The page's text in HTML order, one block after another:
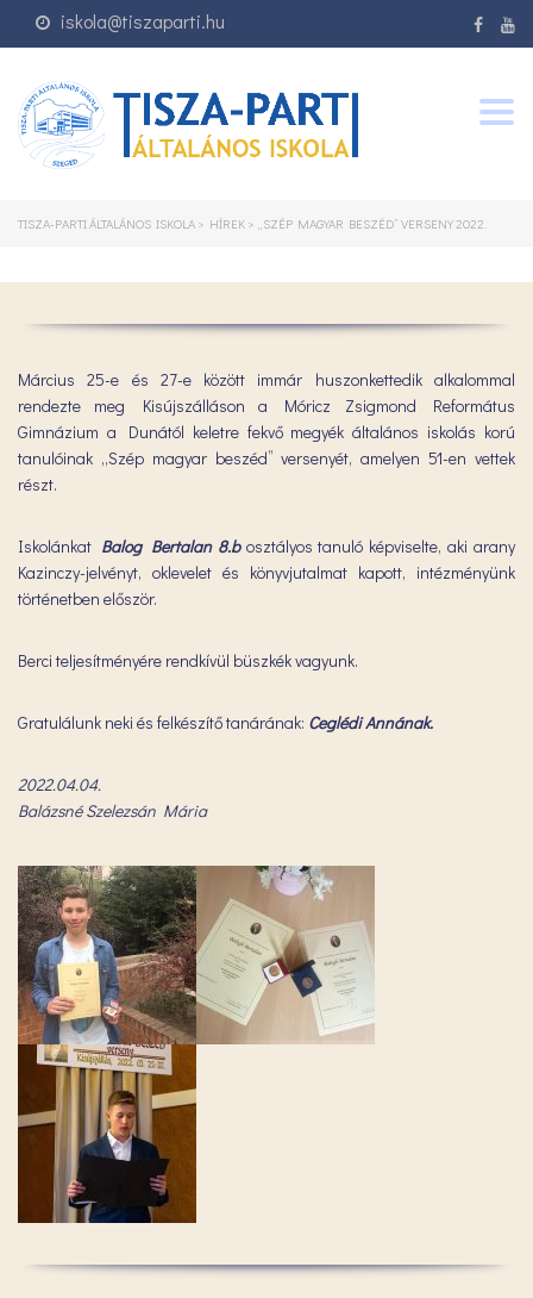
iskola@tiszaparti.hu
TISZA-PARTI ÁLTALÁNOS ISKOLA > HÍREK > „SZÉP MAGYAR BESZÉD” VERSENY 2022.
Március 25-e és 27-e között immár huszonkettedik alkalommal
rendezte meg Kisújszálláson a Móricz Zsigmond Református
Gimnázium a Dunától keletre fekvő megyék általános iskolás korú
tanulóinak „Szép magyar beszéd” versenyét, amelyen 51-en vettek
részt.
Iskolánkat Balog Bertalan 8.bosztályos tanuló képviselte, aki arany
Kazinczy-jelvényt, oklevelet és könyvjutalmat kapott, intézményünk
történetben először.
Berci teljesítményére rendkívül büszkék vagyunk.
Gratulálunk neki és felkészítő tanárának: Ceglédi Annának.
2022.04.04.
Balázsné Szelezsán Mária